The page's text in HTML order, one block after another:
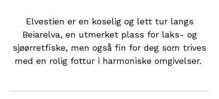
Elvestien er en koselig og lett tur langs
Beiarelva, en utmerket plass for laks- og
sjøørretfiske, men også fin for deg som trives
med en rolig fottur i harmoniske omgivelser.